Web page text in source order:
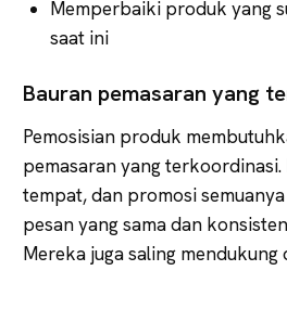
Memperbaiki produk yang
saat ini
Bauran pemasaran yang
Pemosisian produk
pemasaran yang terkoordinasi.
tempat, dan promosi
pesan yang sama dan
Mereka juga saling